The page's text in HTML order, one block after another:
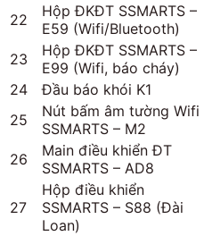
22
Hộp ĐKĐT SSMARTS –
E59 (Wifi/Bluetooth)
23
Hộp ĐKĐT SSMARTS –
E99 (Wifi, báo cháy)
24
Đầu báo khói K1
25
Nút bấm âm tường Wifi
SSMARTS – M2
26
Main điều khiển ĐT
SSMARTS – AD8
27
Hộp điều khiển
SSMARTS – S88 (Đài
Loan)